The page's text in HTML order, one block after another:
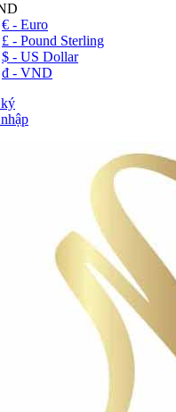
€ - Euro
£ - Pound Sterling
$ - US Dollar
đ - VND